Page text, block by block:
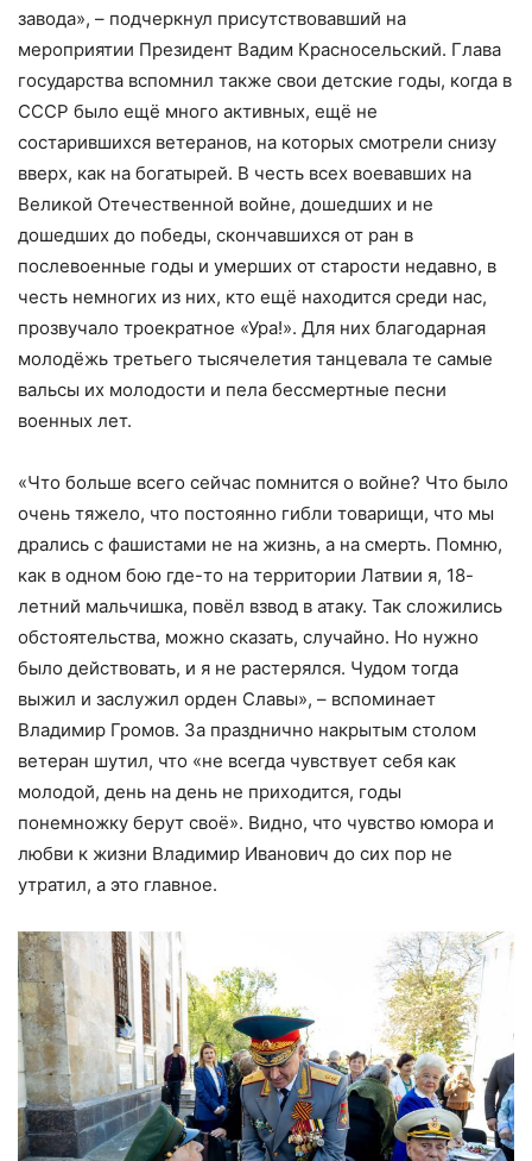
завода», – подчеркнул присутствовавший на
мероприятии Президент Вадим Красносельский. Глава
государства вспомнил также свои детские годы, когда в
СССР было ещё много активных, ещё не
состарившихся ветеранов, на которых смотрели снизу
вверх, как на богатырей. В честь всех воевавших на
Великой Отечественной войне, дошедших и не
дошедших до победы, скончавшихся от ран в
послевоенные годы и умерших от старости недавно, в
честь немногих из них, кто ещё находится среди нас,
прозвучало троекратное «Ура!». Для них благодарная
молодёжь третьего тысячелетия танцевала те самые
вальсы их молодости и пела бессмертные песни
военных лет.
«Что больше всего сейчас помнится о войне? Что было
очень тяжело, что постоянно гибли товарищи, что мы
дрались с фашистами не на жизнь, а на смерть. Помню,
как в одном бою где-то на территории Латвии я, 18-
летний мальчишка, повёл взвод в атаку. Так сложились
обстоятельства, можно сказать, случайно. Но нужно
было действовать, и я не растерялся. Чудом тогда
выжил и заслужил орден Славы», – вспоминает
Владимир Громов. За празднично накрытым столом
ветеран шутил, что «не всегда чувствует себя как
молодой, день на день не приходится, годы
понемножку берут своё». Видно, что чувство юмора и
любви к жизни Владимир Иванович до сих пор не
утратил, а это главное.